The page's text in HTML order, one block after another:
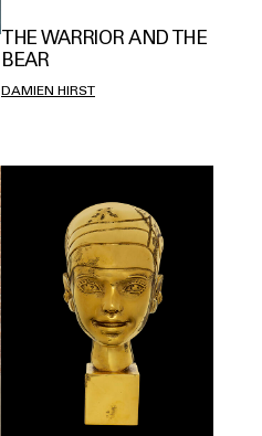
THE WARRIOR AND THE
BEAR
DAMIEN HIRST